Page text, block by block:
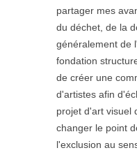
partager mes
du déchet, de la
généralement de
fondation
de créer une
d'artistes afin
projet d'art visuel
changer le point
l'exclusion au